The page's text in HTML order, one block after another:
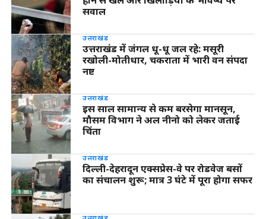
सवाल
उत्तराखंड
उत्तराखंड में जंगल धू-धू जल रहे: मसूरी
रखोली-मोतीधार, चकराता में भारी वन संपदा
नष्ट
उत्तराखंड
इस साल सामान्य से कम बरसेगा मानसून,
मौसम विभाग ने अल नीनो को लेकर जताई
चिंता
उत्तराखंड
दिल्ली-देहरादून एक्सप्रेस-वे पर रोडवेज बसों
का संचालन शुरू; मात्र 3 घंटे में पूरा होगा सफर
उत्तराखंड